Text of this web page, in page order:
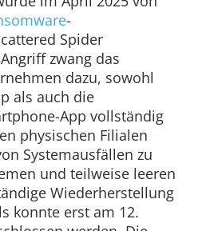
-
Spider
zwang das
dazu, sowohl
als auch die
App vollständig
physischen Filialen
Systemausfällen zu
und teilweise leeren
Wiederherstellung
konnte erst am 12.